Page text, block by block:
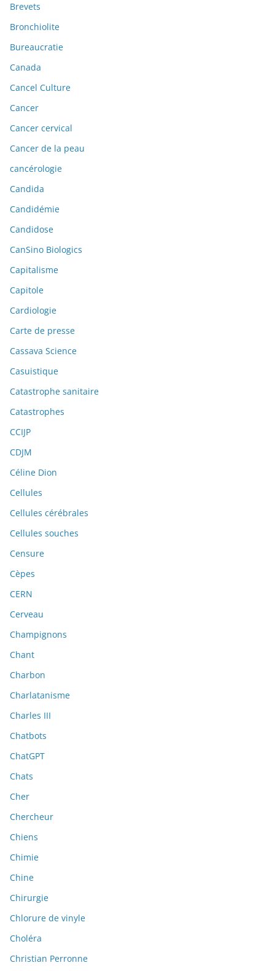
Brevets
Bronchiolite
Bureaucratie
Canada
Cancel Culture
Cancer
Cancer cervical
Cancer de la peau
cancérologie
Candida
Candidémie
Candidose
CanSino Biologics
Capitalisme
Capitole
Cardiologie
Carte de presse
Cassava Science
Casuistique
Catastrophe sanitaire
Catastrophes
CCIJP
CDJM
Céline Dion
Cellules
Cellules cérébrales
Cellules souches
Censure
Cèpes
CERN
Cerveau
Champignons
Chant
Charbon
Charlatanisme
Charles III
Chatbots
ChatGPT
Chats
Cher
Chercheur
Chiens
Chimie
Chine
Chirurgie
Chlorure de vinyle
Choléra
Christian Perronne